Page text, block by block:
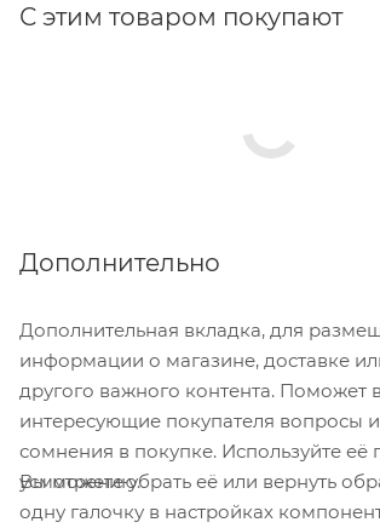
С этим товаром покупают
Дополнительно
Дополнительная вкладка, для
информации о магазине, доставке
другого важного контента. Поможет
интересующие покупателя вопросы и
сомнения в покупке. Используйте её
усмотрению.
Вы можете убрать её или вернуть
одну галочку в настройках